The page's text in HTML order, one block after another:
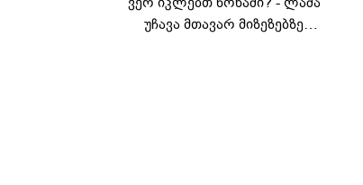
უჩავა მთავარ მიზეზებზე